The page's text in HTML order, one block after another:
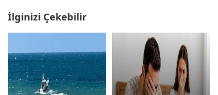
İlginizi Çekebilir